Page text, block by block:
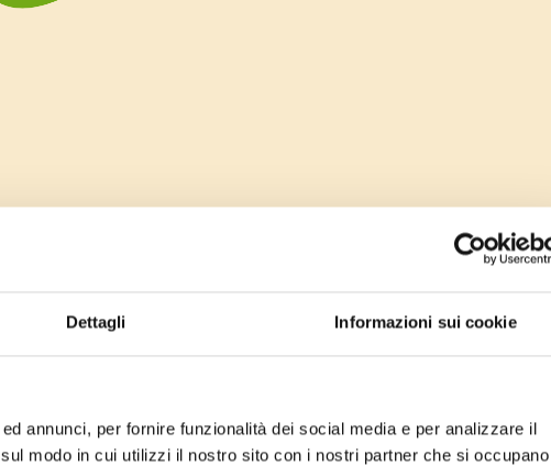
Dettagli Informazioni sui cookie
annunci, per fornire funzionalità dei social media e per analizzare il
modo in cui utilizzi il nostro sito con i nostri partner che si occupano